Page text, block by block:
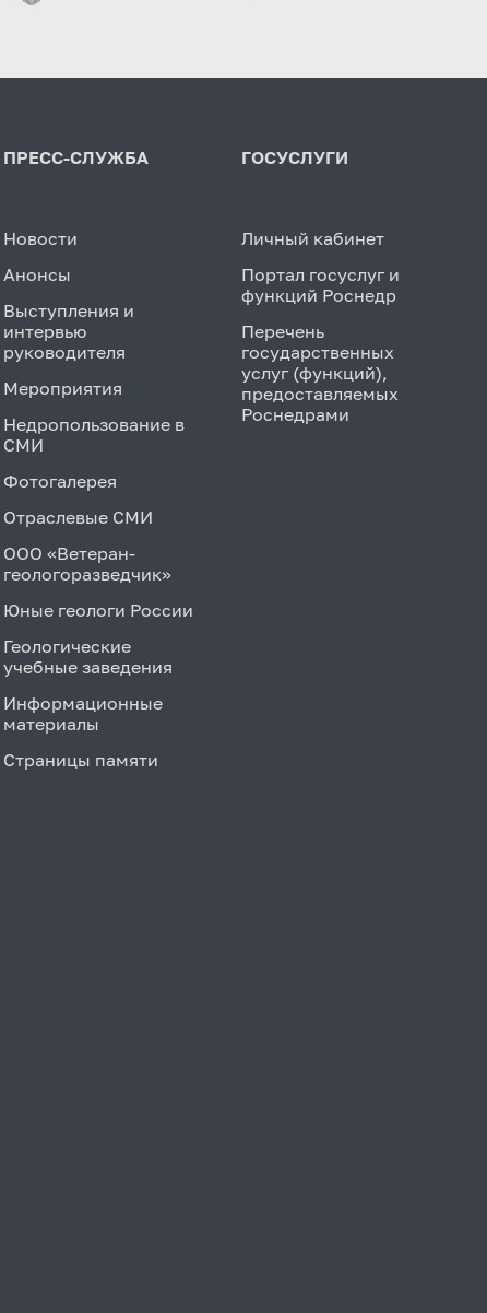
ПРЕСС-СЛУЖБА
Новости
Анонсы
Выступления и
интервью
руководителя
Мероприятия
Недропользование в
СМИ
Фотогалерея
Отраслевые СМИ
ООО «Ветеран-
геологоразведчик»
Юные геологи России
Геологические
учебные заведения
Информационные
материалы
Страницы памяти
ГОСУСЛУГИ
Личный кабинет
Портал госуслуг и
функций Роснедр
Перечень
государственных
услуг (функций),
предоставляемых
Роснедрами